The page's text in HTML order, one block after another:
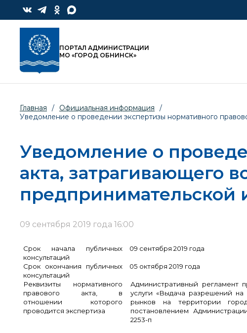
ПОРТАЛ АДМИНИСТРАЦИИ
МО «ГОРОД ОБНИНСК»
Главная / Официальная информация
/
Уведомление о проведении экспертизы нормативного
Уведомление о
акта, затрагивающего
предпринимательской
09 сентября 2019 года 16:00
Срок начала публичных
консультаций
09 сентября 2019 года
Срок окончания публичных
консультаций
05 октября 2019 года
Реквизиты нормативного
правового акта, в
отношении которого
проводится экспертиза
Административный регламент
услуги «Выдача разрешений
рынков на территории
постановлением
2253-п